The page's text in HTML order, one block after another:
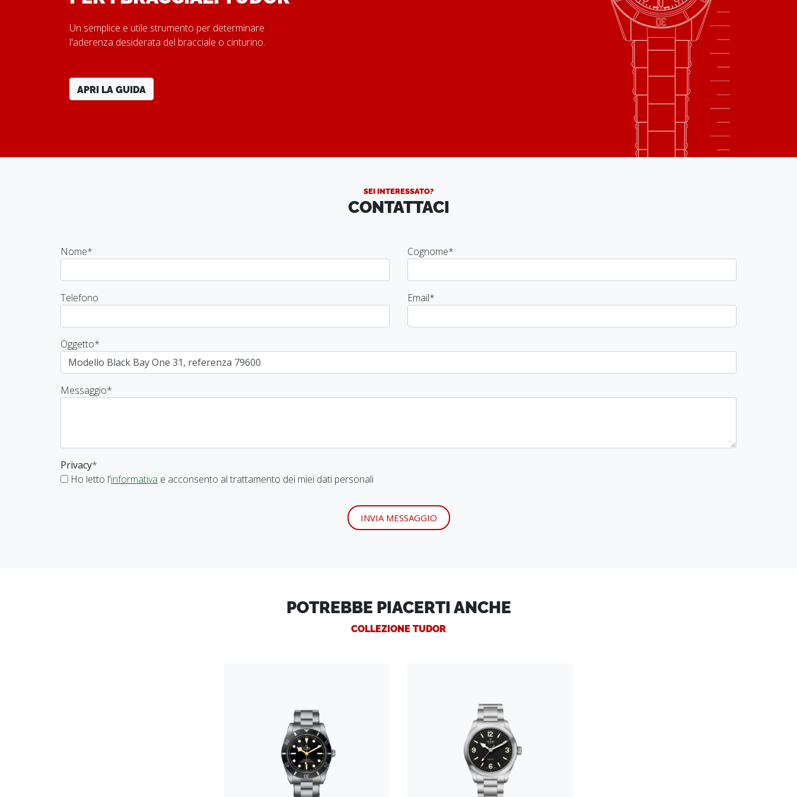
Un semplice e utile strumento per determinare
l'aderenza desiderata del bracciale o cinturino.
APRI LA GUIDA
SEI INTERESSATO?
CONTATTACI
Nome* Cognome*
Telefono Email*
Oggetto*
Messaggio*
Privacy*
Ho letto l'informativa e acconsento al trattamento dei miei dati personali
INVIA MESSAGGIO
POTREBBE PIACERTI ANCHE
COLLEZIONE TUDOR